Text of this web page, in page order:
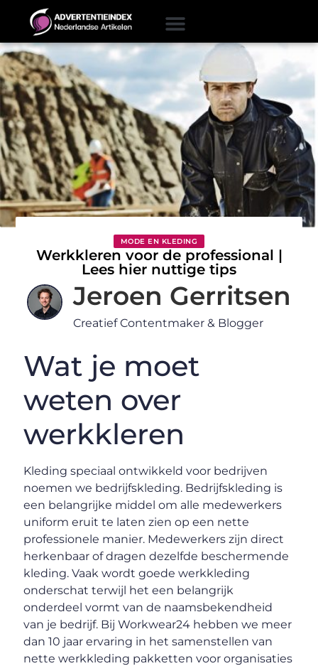
MODE EN KLEDING
Werkkleren voor de professional |
Lees hier nuttige tips
Jeroen Gerritsen
Creatief Contentmaker & Blogger
Wat je moet
weten over
werkkleren
Kleding speciaal ontwikkeld voor bedrijven
noemen we bedrijfskleding. Bedrijfskleding is
een belangrijke middel om alle medewerkers
uniform eruit te laten zien op een nette
professionele manier. Medewerkers zijn direct
herkenbaar of dragen dezelfde beschermende
kleding. Vaak wordt goede werkkleding
onderschat terwijl het een belangrijk
onderdeel vormt van de naamsbekendheid
van je bedrijf. Bij Workwear24 hebben we meer
dan 10 jaar ervaring in het samenstellen van
nette werkkleding pakketten voor organisaties